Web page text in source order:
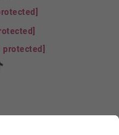
protected]